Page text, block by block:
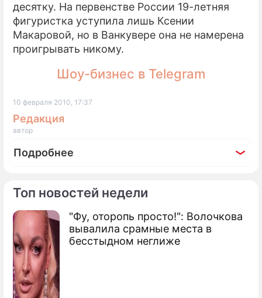
Топ новостей недели
"Фу, оторопь просто!": Волочкова
вывалила срамные места в
бесстыдном неглиже
десятку. На первенстве России 19-летняя
фигуристка уступила лишь Ксении
Макаровой, но в Ванкувере она не намерена
проигрывать никому.
Шоу-бизнес в Telegram
10 февраля 2010, 17:37
Редакция
автор
Подробнее
По теме
Врачи России устроили скандал в
Ванкувере
Быков назвал фаворитов